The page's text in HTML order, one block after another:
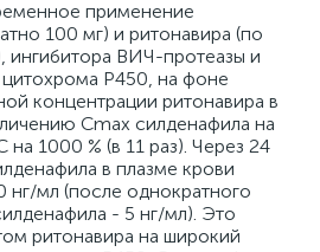
применение
100 мг) и ритонавира (по
ингибитора ВИЧ-протеазы и
цитохрома Р450, на фоне
концентрации ритонавира в
Сmaх силденафила на
на 1000 % (в 11 раз). Через 24
в плазме крови
нг/мл (после однократного
- 5 нг/мл). Это
ритонавира на широкий